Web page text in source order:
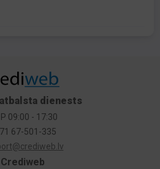
Crediweb
dienests
P 09:00 - 17:30
67-501-335